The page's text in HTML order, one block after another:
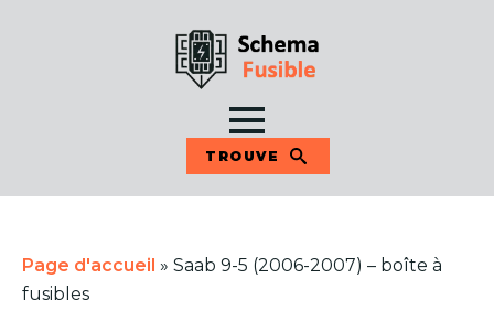
TROUVE
Page d'accueil » Saab 9-5 (2006-2007) – boîte à
fusibles